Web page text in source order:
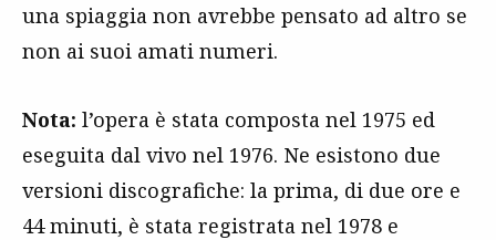
una spiaggia non avrebbe pensato ad altro se
non ai suoi amati numeri.
Nota: l’opera è stata composta nel 1975 ed
eseguita dal vivo nel 1976. Ne esistono due
versioni discografiche: la prima, di due ore e
44 minuti, è stata registrata nel 1978 e